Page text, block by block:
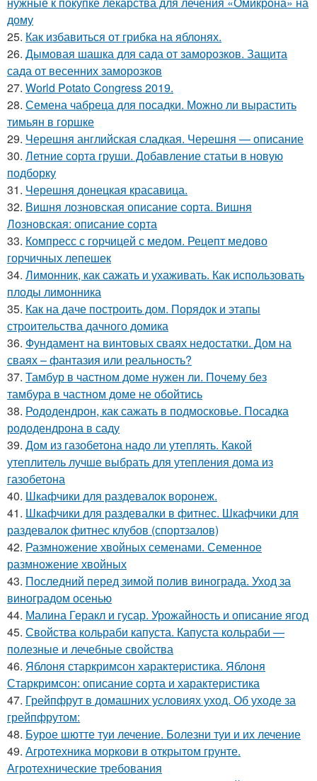
дому
25. Как избавиться от грибка на яблонях.
26. Дымовая шашка для сада от заморозков. Защита
сада от весенних заморозков
27. World Potato Congress 2019.
28. Семена чабреца для посадки. Можно ли вырастить
тимьян в горшке
29. Черешня английская сладкая. Черешня — описание
30. Летние сорта груши. Добавление статьи в новую
подборку
31. Черешня донецкая красавица.
32. Вишня лозновская описание сорта. Вишня
Лозновская: описание сорта
33. Компресс с горчицей с медом. Рецепт медово
горчичных лепешек
34. Лимонник, как сажать и ухаживать. Как использовать
плоды лимонника
35. Как на даче построить дом. Порядок и этапы
строительства дачного домика
36. Фундамент на винтовых сваях недостатки. Дом на
сваях – фантазия или реальность?
37. Тамбур в частном доме нужен ли. Почему без
тамбура в частном доме не обойтись
38. Рододендрон, как сажать в подмосковье. Посадка
рододендрона в саду
39. Дом из газобетона надо ли утеплять. Какой
утеплитель лучше выбрать для утепления дома из
газобетона
40. Шкафчики для раздевалок воронеж.
41. Шкафчики для раздевалки в фитнес. Шкафчики для
раздевалок фитнес клубов (спортзалов)
42. Размножение хвойных семенами. Семенное
размножение хвойных
43. Последний перед зимой полив винограда. Уход за
виноградом осенью
44. Малина Геракл и гусар. Урожайность и описание ягод
45. Свойства кольраби капуста. Капуста кольраби —
полезные и лечебные свойства
46. Яблоня старкримсон характеристика. Яблоня
Старкримсон: описание сорта и характеристика
47. Грейпфрут в домашних условиях уход. Об уходе за
грейпфрутом:
48. Бурое шютте туи лечение. Болезни туи и их лечение
49. Агротехника моркови в открытом грунте.
Агротехнические требования